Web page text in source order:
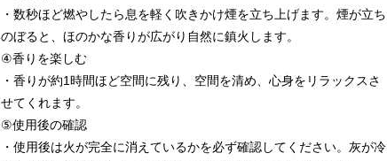
・数秒ほど燃やしたら息を軽く吹きかけ煙を立ち上げます。煙が立ち
のぼると、ほのかな香りが広がり自然に鎮火します。
④香りを楽しむ
・香りが約1時間ほど空間に残り、空間を清め、心身をリラックスさ
せてくれます。
⑤使用後の確認
・使用後は火が完全に消えているかを必ず確認してください。灰が冷